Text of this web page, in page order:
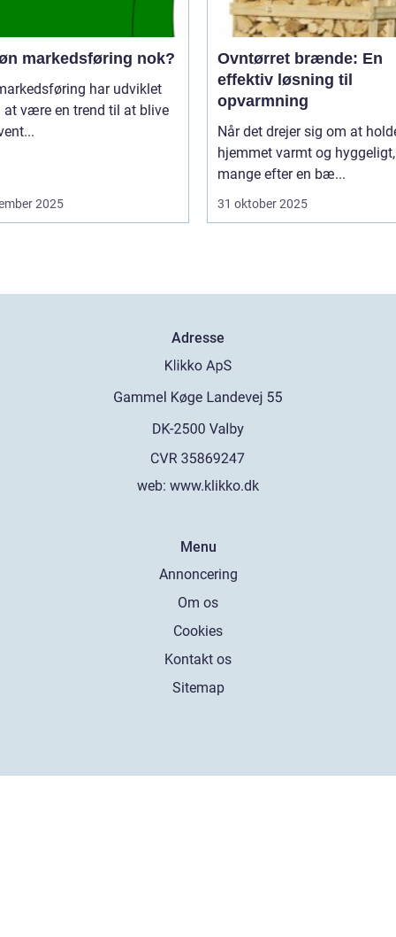
markedsføring nok?
har udviklet
at være en trend til at blive
2025
Ovntørret brænde: En
effektiv løsning til
opvarmning
Når det drejer sig om at
hjemmet varmt og
mange efter en bæ...
31 oktober 2025
Adresse
web: www.klikko.dk
Menu
Annoncering
Om os
Cookies
Kontakt os
Sitemap